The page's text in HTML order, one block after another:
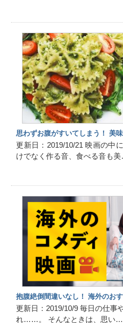
思わずお腹がすいてしまう！ 美
更新日：2019/10/21 映画の中
けでなく作る音、食べる音も
抱腹絶倒間違いなし！ 海外のお
更新日：2019/10/9 毎日の仕事
れ……。 そんなときは、思い…